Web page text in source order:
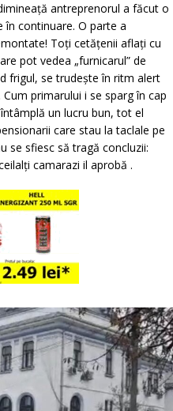
antreprenorul a făcut o
continuare. O parte a
Toți cetățenii aflați cu
pot vedea „furnicarul” de
frigul, se trudește în ritm alert
primarului i se sparg în cap
un lucru bun, tot el
care stau la taclale pe
se sfiesc să tragă concluzii:
camarazi il aprobă .